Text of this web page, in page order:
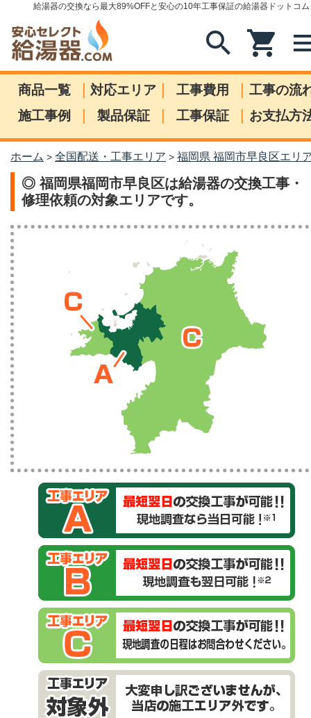
給湯器の交換なら最大89%OFFと安心の10年工事保証の給湯器ドットコム
search shopping_cart
商品一覧 | 対応エリア | 工事費用 | 工事の流
施工事例
| 製品保証 | 工事保証 | お支払方
ホーム > 全国配送・工事エリア > 福岡県 福岡市早良区エリ
◎ 福岡県福岡市早良区は給湯器の交換工事・
修理依頼の対象エリアです。